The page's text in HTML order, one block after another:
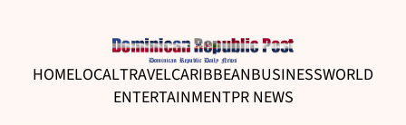
HOMELOCALTRAVELCARIBBEANBUSINESSWORLD
ENTERTAINMENTPR NEWS